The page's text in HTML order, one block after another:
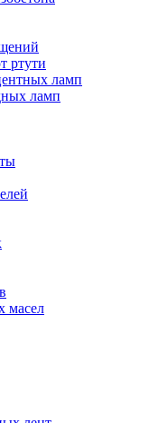
ртути
ламп
ламп
масел